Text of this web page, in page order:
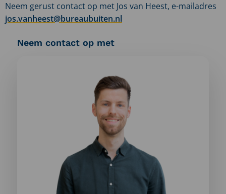
Neem gerust contact op met Jos van Heest, e-mailadres
jos.vanheest@bureaubuiten.nl
Neem contact op met